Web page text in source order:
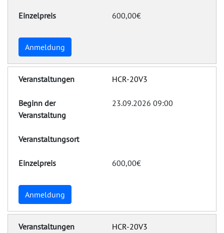
600,00€
Anmeldung
HCR-20V3
23.09.2026 09:00
600,00€
Anmeldung
HCR-20V3